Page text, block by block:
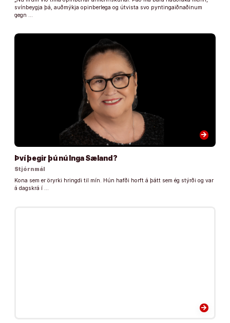
svínbeygja þá, auðmýkja opinberlega og útvista svo pyntingaiðnaðinum
gegn …
arrow_forward
Því þegir þú nú Inga Sæland?
Stjórnmál
Kona sem er öryrki hringdi til mín. Hún hafði horft á þátt sem ég stýrði og var
á dagskrá í …
arrow_forward